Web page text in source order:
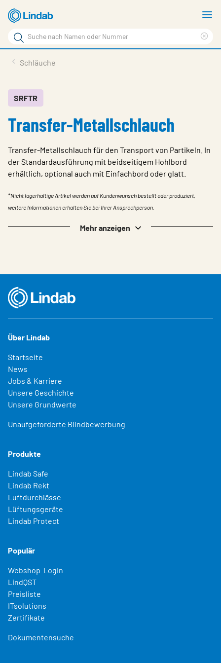
Zum
Hauptinhalt
Suchbegriff
Seite
durchsuchen
Im Fokus
Über Lindab
Downloads
Einloggen
Sprache wählen
Schläuche
SRFTR
Transfer-Metallschlauch
Transfer-Metallschlauch für den Transport von Partikeln. In
der Standardausführung mit beidseitigem Hohlbord
erhältlich, optional auch mit Einfachbord oder glatt.
*Nicht lagerhaltige Artikel werden auf Kundenwunsch bestellt oder produziert,
weitere Informationen erhalten Sie bei Ihrer Ansprechperson.
Mehr anzeigen
Über Lindab
Startseite
News
Jobs & Karriere
Unsere Geschichte
Unsere Grundwerte
Unaufgeforderte Blindbewerbung
Produkte
Lindab Safe
Lindab Rekt
Luftdurchlässe
Lüftungsgeräte
Lindab Protect
Populär
Webshop-Login
LindQST
Preisliste
ITsolutions
Zertifikate
Dokumentensuche